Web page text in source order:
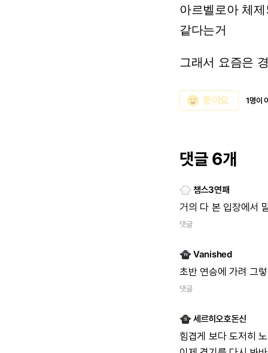
아르벨로아 체
같다는거
그래서 요즘은
emoji_emotions 좋아요 1명이
댓글 6개
챔스3연패
거의 다 본 입장에서
댓글
Vanished
초반 연승에 가려 그
댓글
세르히오호돈신
힘겹게 보다 도저히